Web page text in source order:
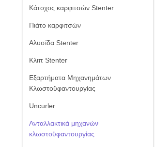
Κάτοχος καρφιτσών Stenter
Πιάτο καρφιτσών
Αλυσίδα Stenter
Κλιπ Stenter
Εξαρτήματα Μηχανημάτων
Κλωστοϋφαντουργίας
Uncurler
Ανταλλακτικά μηχανών
κλωστοϋφαντουργίας